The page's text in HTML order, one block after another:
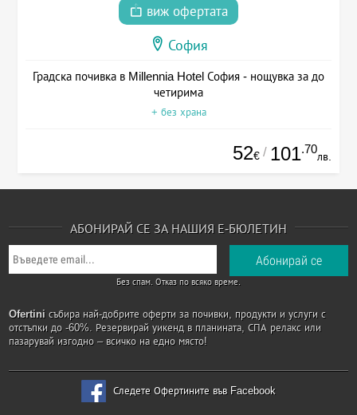
виж офертата
София
Градска почивка в Millennia Hotel София - нощувка за до
четирима
+ без храна
52€ / 101.70
лв.
АБОНИРАЙ СЕ ЗА НАШИЯ Е-БЮЛЕТИН
Без спам. Отказ по всяко време.
Ofertini събира най-добрите оферти за почивки, продукти и услуги с
отстъпки до -60%. Резервирай уикенд в планината, СПА релакс или
пазарувай изгодно – всичко на едно място!
Следете Офертините във Facebook